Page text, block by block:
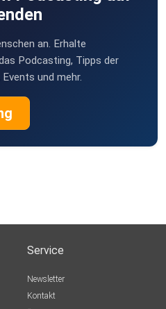
an. Erhalte
Podcasting, Tipps der
und mehr.
Service
Newsletter
Kontakt